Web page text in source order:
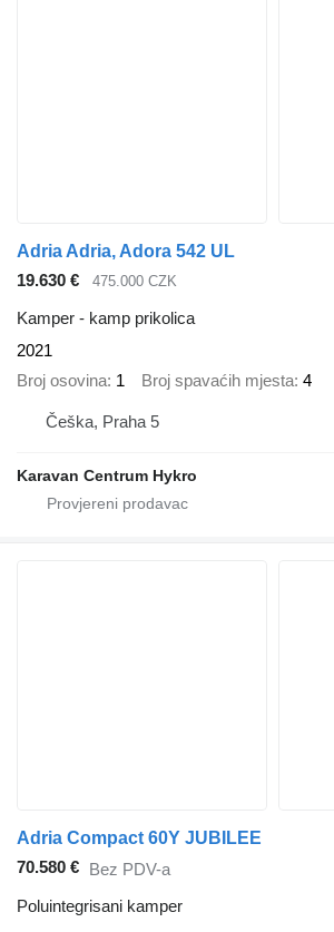
Adria Adria, Adora 542 UL
19.630 €
475.000 CZK
Kamper - kamp prikolica
2021
Broj osovina 1 Broj spavaćih mjesta 4
Češka, Praha 5
Karavan Centrum Hykro
Adria Compact 60Y JUBILEE
70.580 € Bez PDV-a
Poluintegrisani kamper